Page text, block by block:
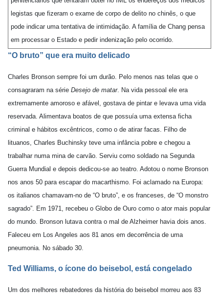
legistas que fizeram o exame de corpo de delito no chinês, o que
pode indicar uma tentativa de intimidação. A família de Chang pensa
em processar o Estado e pedir indenização pelo ocorrido.
“O bruto” que era muito delicado
Charles Bronson sempre foi um durão. Pelo menos nas telas que o
consagraram na série Desejo de matar. Na vida pessoal ele era
extremamente amoroso e afável, gostava de pintar e levava uma vida
reservada. Alimentava boatos de que possuía uma extensa ficha
criminal e hábitos excêntricos, como o de atirar facas. Filho de
lituanos, Charles Buchinsky teve uma infância pobre e chegou a
trabalhar numa mina de carvão. Serviu como soldado na Segunda
Guerra Mundial e depois dedicou-se ao teatro. Adotou o nome Bronson
nos anos 50 para escapar do macarthismo. Foi aclamado na Europa:
os italianos chamavam-no de “O bruto”, e os franceses, de “O monstro
sagrado”. Em 1971, recebeu o Globo de Ouro como o ator mais popular
do mundo. Bronson lutava contra o mal de Alzheimer havia dois anos.
Faleceu em Los Angeles aos 81 anos em decorrência de uma
pneumonia. No sábado 30.
Ted Williams, o ícone do beisebol, está congelado
Um dos melhores rebatedores da história do beisebol morreu aos 83